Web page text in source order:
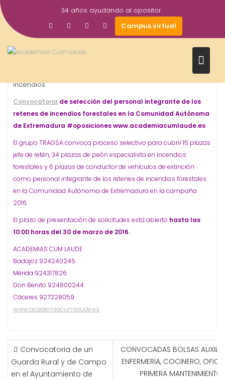
Saltar
al
contenido
34 años ayudando al opositor.
Campus virtual
Mar
2016
academiacumlaudeoposiciones Prensa
incendios
Convocatoria de selección del personal integrante de los
retenes de incendios forestales en la Comunidad Autónoma
de Extremadura #oposiciones www.academiacumlaude.es
El grupo TRAGSA convoca proceso selectivo para cubrir 15 plazas
jefe de retén, 34 plazas de peón especialista en incendios
forestales y 6 plazas de conductor de vehículos de extinción
como personal integrante de los retenes de incendios forestales
en la Comunidad Autónoma de Extremadura en la campaña
2016.
El plazo de presentación de solicitudes está abierto hasta las
10:00 horas del 30 de marzo de 2016.
ACADEMIAS CUM LAUDE
Badajoz 924240245
Mérida 924317826
Don Benito 924800244
Cáceres 927228059
www.academiacumlaude.es
NAVEGACIÓN
DE
ENTRADAS
Convocatoria de un
Guarda Rural y de Campo
en el Ayuntamiento de
CONVOCADAS BOLSAS
ENFERMERIA, COCINERO,
PRIMERA